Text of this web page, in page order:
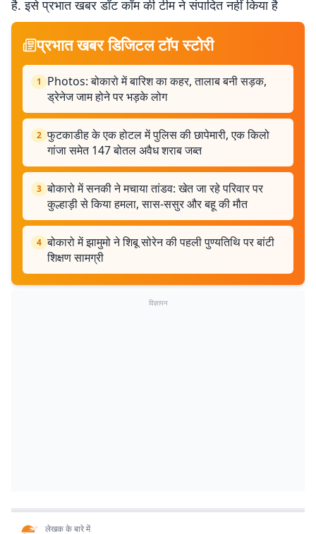
है. इसे प्रभात खबर डॉट कॉम की टीम ने संपादित नहीं किया है
प्रभात खबर डिजिटल टॉप स्टोरी
1
Photos: बोकारो में बारिश का कहर, तालाब बनी सड़क,
ड्रेनेज जाम होने पर भड़के लोग
2 फुटकाडीह के एक होटल में पुलिस की छापेमारी, एक किलो
गांजा समेत 147 बोतल अवैध शराब जब्त
3 बोकारो में सनकी ने मचाया तांडव: खेत जा रहे परिवार पर
कुल्हाड़ी से किया हमला, सास-ससुर और बहू की मौत
4 बोकारो में झामुमो ने शिबू सोरेन की पहली पुण्यतिथि पर बांटी
शिक्षण सामग्री
विज्ञापन
लेखक के बारे में